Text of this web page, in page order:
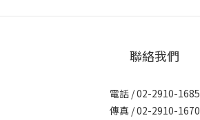
聯絡我們
電話 / 02-2910-1685
傳真 / 02-2910-1670